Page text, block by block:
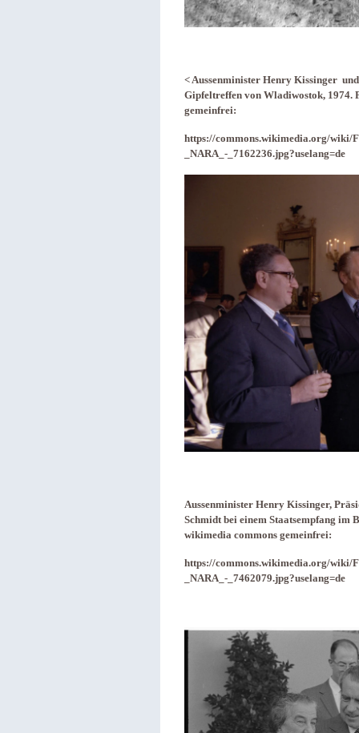
< Aussenminister Henry Kissinger
Gipfeltreffen von Wladiwostok, 1974.
gemeinfrei:
https://commons.wikimedia.org/wiki/
_NARA_-_7162236.jpg?uselang=de
Aussenminister Henry Kissinger,
Schmidt bei einem Staatsempfang im
wikimedia commons gemeinfrei:
https://commons.wikimedia.org/wiki/
_NARA_-_7462079.jpg?uselang=de